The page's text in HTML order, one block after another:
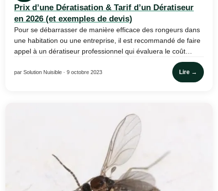
Prix d’une Dératisation & Tarif d’un Dératiseur
en 2026 (et exemples de devis)
Pour se débarrasser de manière efficace des rongeurs dans
une habitation ou une entreprise, il est recommandé de faire
appel à un dératiseur professionnel qui évaluera le coût…
par Solution Nuisible · 9 octobre 2023 Lire →